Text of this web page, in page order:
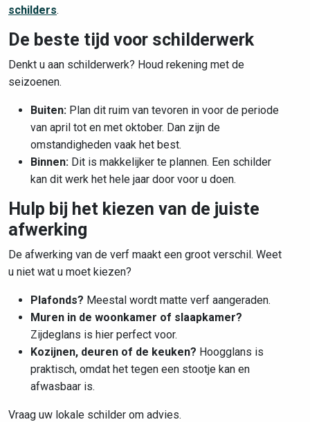
schilders.
De beste tijd voor schilderwerk
Denkt u aan schilderwerk? Houd rekening met de
seizoenen.
Buiten: Plan dit ruim van tevoren in voor de periode
van april tot en met oktober. Dan zijn de
omstandigheden vaak het best.
Binnen: Dit is makkelijker te plannen. Een schilder
kan dit werk het hele jaar door voor u doen.
Hulp bij het kiezen van de juiste
afwerking
De afwerking van de verf maakt een groot verschil. Weet
u niet wat u moet kiezen?
Plafonds? Meestal wordt matte verf aangeraden.
Muren in de woonkamer of slaapkamer?
Zijdeglans is hier perfect voor.
Kozijnen, deuren of de keuken? Hoogglans is
praktisch, omdat het tegen een stootje kan en
afwasbaar is.
Vraag uw lokale schilder om advies.